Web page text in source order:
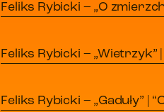
Feliks Rybicki – „O
Feliks Rybicki – „Wietrzyk” |
Feliks Rybicki – „Gaduły” |